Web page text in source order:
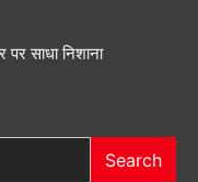
पर साधा निशाना
Search